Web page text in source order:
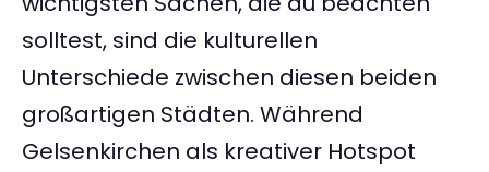
solltest, sind die kulturellen
Unterschiede zwischen diesen beiden
großartigen Städten. Während
Gelsenkirchen als kreativer Hotspot